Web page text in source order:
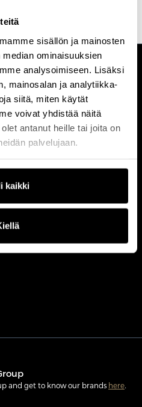
sisällön ja mainosten
ominaisuuksien
analysoimiseen. Lisäksi
mainosalan ja analytiikka-
siitä, miten käytät
voivat yhdistää näitä
antanut heille tai joita on
palvelujaan.
kaikki
and get to know our brands here.